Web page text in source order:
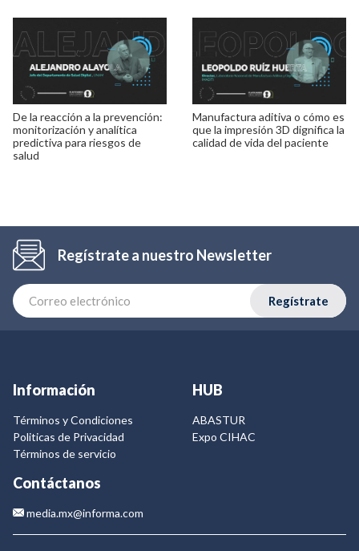
De la reacción a la prevención:
monitorización y analítica
predictiva para riesgos de
salud
Manufactura aditiva o cómo es
que la impresión 3D dignifica la
calidad de vida del paciente
Regístrate a nuestro Newsletter
Regístrate
Información
Términos y Condiciones
Politicas de Privacidad
Términos de servicio
HUB
ABASTUR
Expo CIHAC
Contáctanos
media.mx@informa.com